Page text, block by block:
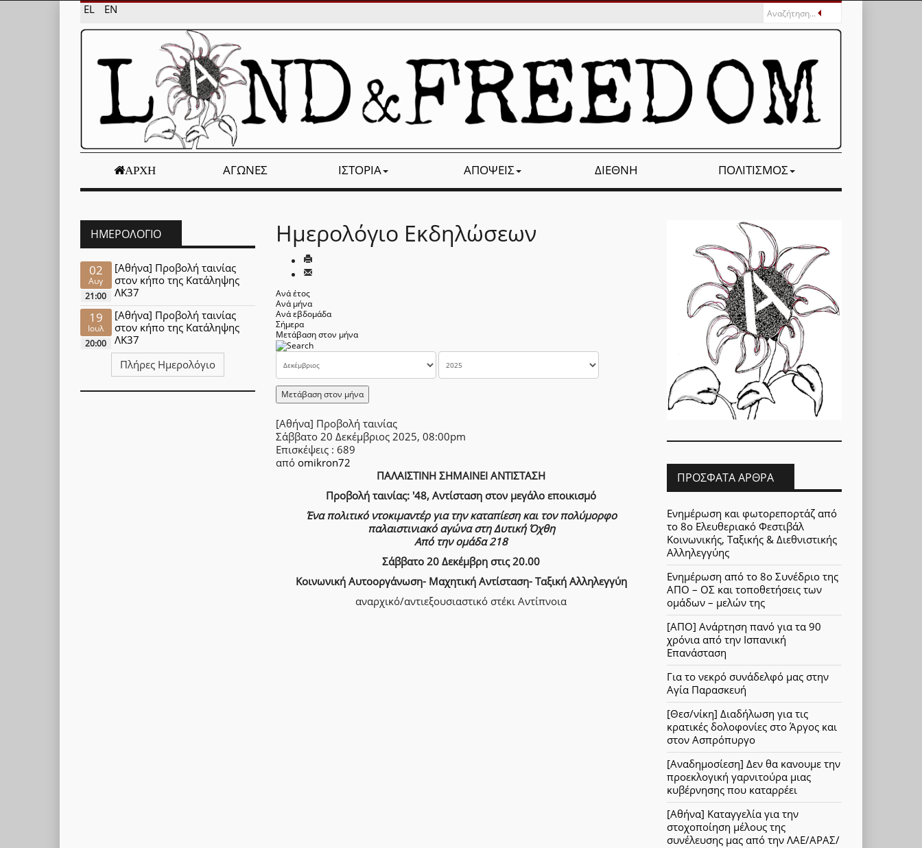
EL EN
ΑΡΧΉ ΑΓΏΝΕΣ ΙΣΤΟΡΊΑ ΑΠΌΨΕΙΣ ΔΙΕΘΝΉ ΠΟΛΙΤΙΣΜΌΣ
Ημερολόγιο Εκδηλώσεων
Ανά έτος
Ανά μήνα
Ανά εβδομάδα
Σήμερα
Μετάβαση στον μήνα
Μετάβαση στον μήνα
[Αθήνα] Προβολή ταινίας
Σάββατο 20 Δεκέμβριος 2025, 08:00pm
Επισκέψεις : 689
από omikron72
ΠΑΛΑΙΣΤΙΝΗ ΣΗΜΑΙΝΕΙ ΑΝΤΙΣΤΑΣΗ
Προβολή ταινίας: '48, Αντίσταση στον μεγάλο εποικισμό
Ένα πολιτικό ντοκιμαντέρ για την καταπίεση και τον πολύμορφο
παλαιστινιακό αγώνα στη Δυτική Όχθη
Από την ομάδα 218
Σάββατο 20 Δεκέμβρη στις 20.00
Κοινωνική Αυτοοργάνωση- Μαχητική Αντίσταση- Ταξική Αλληλεγγύη
αναρχικό/αντιεξουσιαστικό στέκι Αντίπνοια
ΗΜΕΡΟΛΌΓΙΟ
02
Αυγ
21:00
[Αθήνα] Προβολή ταινίας
στον κήπο της Κατάληψης
ΛΚ37
19
Ιουλ
20:00
[Αθήνα] Προβολή ταινίας
στον κήπο της Κατάληψης
ΛΚ37
Πλήρες Ημερολόγιο
ΠΡΌΣΦΑΤΑ ΆΡΘΡΑ
Ενημέρωση και φωτορεπορτάζ από
το 8ο Ελευθεριακό Φεστιβάλ
Κοινωνικής, Ταξικής & Διεθνιστικής
Αλληλεγγύης
Ενημέρωση από το 8ο Συνέδριο της
ΑΠΟ – ΟΣ και τοποθετήσεις των
ομάδων – μελών της
[ΑΠΟ] Ανάρτηση πανό για τα 90
χρόνια από την Ισπανική
Επανάσταση
Για το νεκρό συνάδελφό μας στην
Αγία Παρασκευή
[Θεσ/νίκη] Διαδήλωση για τις
κρατικές δολοφονίες στο Άργος και
στον Ασπρόπυργο
[Αναδημοσίεση] Δεν θα κανουμε την
προεκλογική γαρνιτούρα μιας
κυβέρνησης που καταρρέει
[Αθήνα] Καταγγελία για την
στοχοποίηση μέλους της
συνέλευσης μας από την ΛΑΕ/ΑΡΑΣ/